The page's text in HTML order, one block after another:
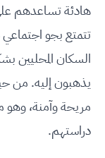
هادئة تساعدهم على
تتمتع بجو
السكان المحليين
يذهبون إليه. من
مريحة وآمنة، وهو
دراستهم.